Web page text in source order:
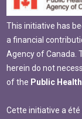
This initiative has
a financial
Agency of Canada.
herein do not
of the Public
Cette initiative a